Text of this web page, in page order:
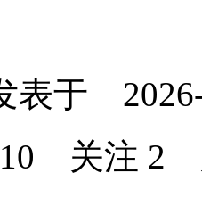
于 2026-
10 关注 2